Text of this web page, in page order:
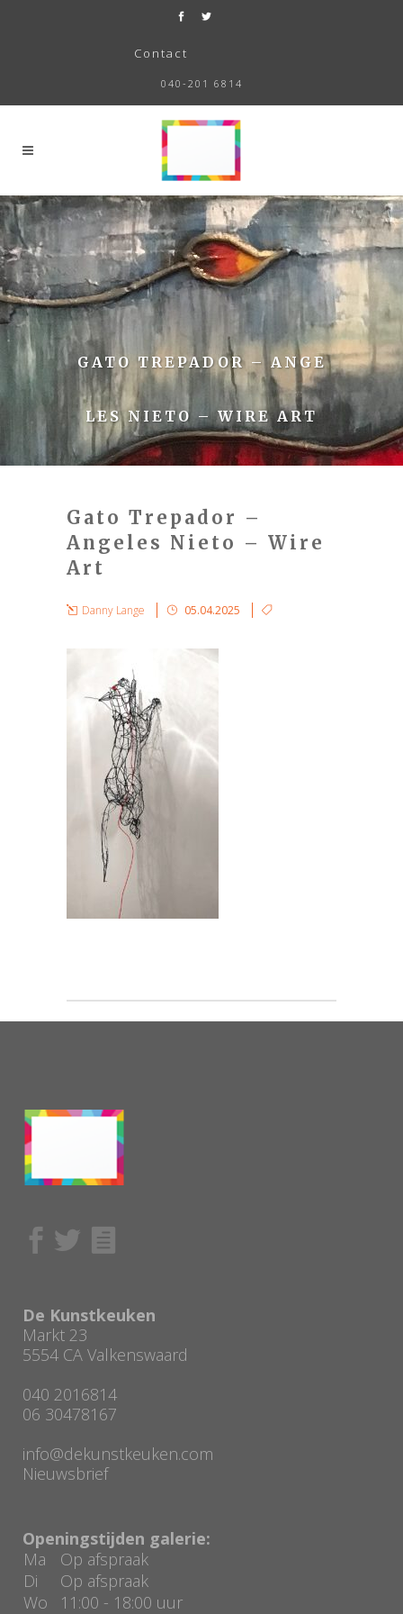
Contact
040-201 6814
GATO TREPADOR – ANGE
LES NIETO – WIRE ART
Gato Trepador –
Angeles Nieto – Wire
Art
Danny Lange 05.04.2025
De Kunstkeuken
Markt 23
5554 CA Valkenswaard
040 2016814
06 30478167
info@dekunstkeuken.com
Nieuwsbrief
Openingstijden galerie:
Ma
Op afspraak
Di
Op afspraak
Wo
11:00 - 18:00 uur